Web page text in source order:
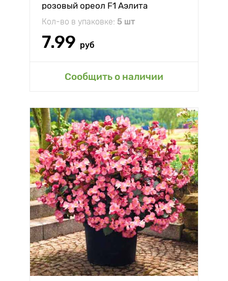
розовый ореол F1 Аэлита
Кол-во в упаковке: 5 шт
7.99 руб
Сообщить о наличии